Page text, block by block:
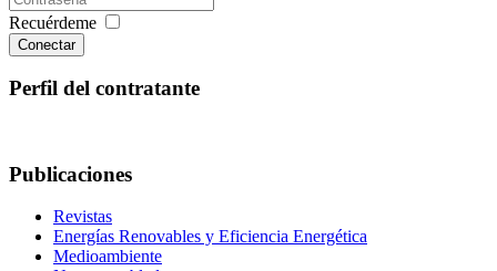
Recuérdeme
Conectar
Perfil del contratante
Publicaciones
Revistas
Energías Renovables y Eficiencia Energética
Medioambiente